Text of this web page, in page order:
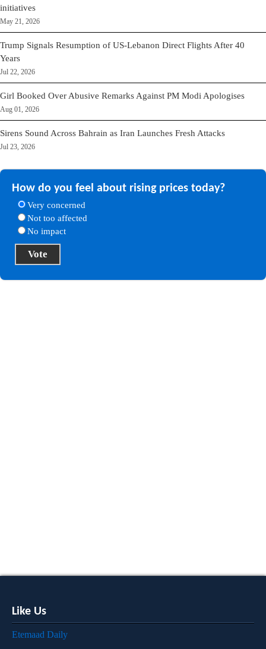
initiatives
May 21, 2026
Trump Signals Resumption of US-Lebanon Direct Flights After 40
Years
Jul 22, 2026
Girl Booked Over Abusive Remarks Against PM Modi Apologises
Aug 01, 2026
Sirens Sound Across Bahrain as Iran Launches Fresh Attacks
Jul 23, 2026
How do you feel about rising prices today?
Very concerned
Not too affected
No impact
Like Us
Etemaad Daily